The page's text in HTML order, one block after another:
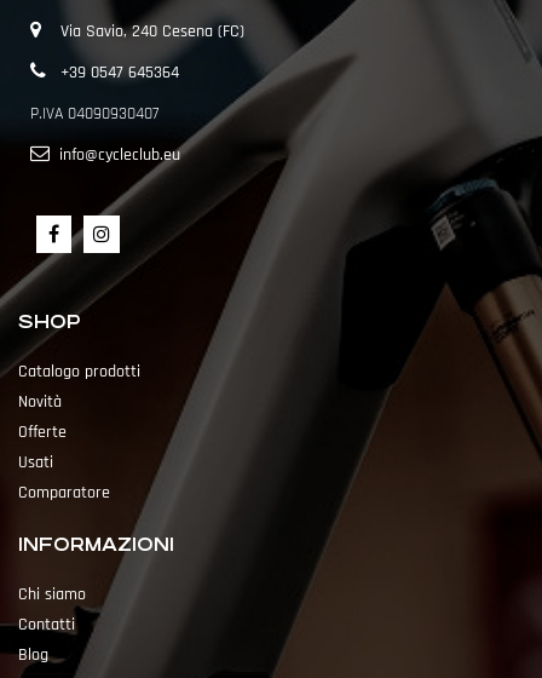
Via Savio, 240 Cesena (FC)
+39 0547 645364
P.IVA 04090930407
info@cycleclub.eu
SHOP
Catalogo prodotti
Novità
Offerte
Usati
Comparatore
INFORMAZIONI
Chi siamo
Contatti
Blog